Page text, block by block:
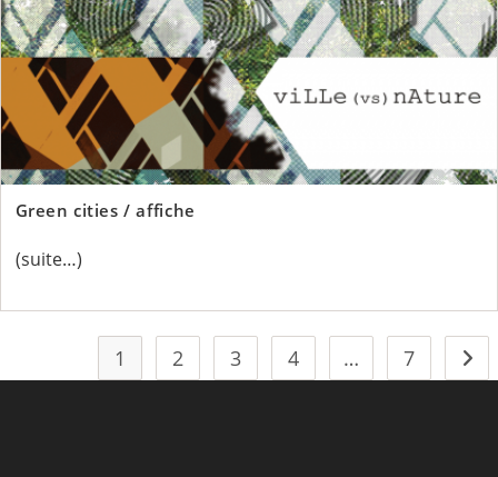
Green cities / affiche
(suite…)
1 2 3 4 … 7